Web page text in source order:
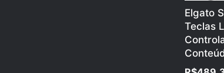
Elgato
Teclas